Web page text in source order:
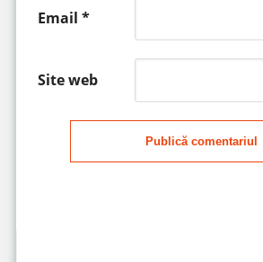
Email *
Site web
Publică comentariul